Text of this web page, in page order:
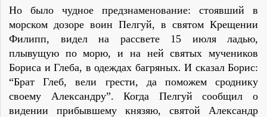
Но было чудное предзнаменование: стоявший в
морском дозоре воин Пелгуй, в святом Крещении
Филипп, видел на рассвете 15 июля ладью,
плывущую по морю, и на ней святых мучеников
Бориса и Глеба, в одеждах багряных. И сказал Борис:
“Брат Глеб, вели грести, да поможем сроднику
своему Александру”. Когда Пелгуй сообщил о
видении прибывшему князяю, святой Александр